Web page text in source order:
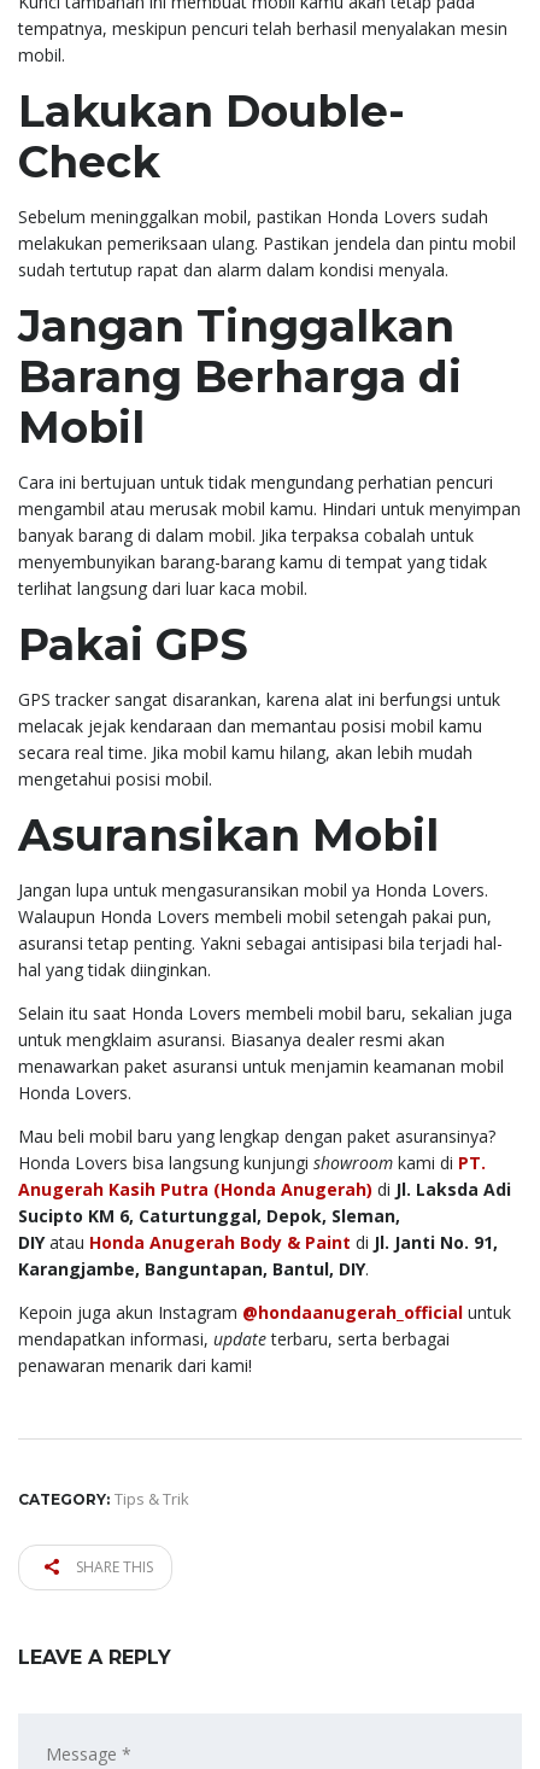
tempatnya, meskipun pencuri telah berhasil menyalakan mesin
mobil.
Lakukan Double-
Check
Sebelum meninggalkan mobil, pastikan Honda Lovers sudah
melakukan pemeriksaan ulang. Pastikan jendela dan pintu mobil
sudah tertutup rapat dan alarm dalam kondisi menyala.
Jangan Tinggalkan
Barang Berharga di
Mobil
Cara ini bertujuan untuk tidak mengundang perhatian pencuri
mengambil atau merusak mobil kamu. Hindari untuk menyimpan
banyak barang di dalam mobil. Jika terpaksa cobalah untuk
menyembunyikan barang-barang kamu di tempat yang tidak
terlihat langsung dari luar kaca mobil.
Pakai GPS
GPS tracker sangat disarankan, karena alat ini berfungsi untuk
melacak jejak kendaraan dan memantau posisi mobil kamu
secara real time. Jika mobil kamu hilang, akan lebih mudah
mengetahui posisi mobil.
Asuransikan Mobil
Jangan lupa untuk mengasuransikan mobil ya Honda Lovers.
Walaupun Honda Lovers membeli mobil setengah pakai pun,
asuransi tetap penting. Yakni sebagai antisipasi bila terjadi hal-
hal yang tidak diinginkan.
Selain itu saat Honda Lovers membeli mobil baru, sekalian juga
untuk mengklaim asuransi. Biasanya dealer resmi akan
menawarkan paket asuransi untuk menjamin keamanan mobil
Honda Lovers.
Mau beli mobil baru yang lengkap dengan paket asuransinya?
Honda Lovers bisa langsung kunjungi showroom kami di PT.
Anugerah Kasih Putra (Honda Anugerah) di Jl. Laksda Adi
Sucipto KM 6, Caturtunggal, Depok, Sleman,
DIYatau Honda Anugerah Body & Paint di Jl. Janti No. 91,
Karangjambe, Banguntapan, Bantul, DIY.
Kepoin juga akun Instagram @hondaanugerah_official untuk
mendapatkan informasi, updateterbaru, serta berbagai
penawaran menarik dari kami!
CATEGORY: Tips & Trik
SHARE THIS
LEAVE A REPLY